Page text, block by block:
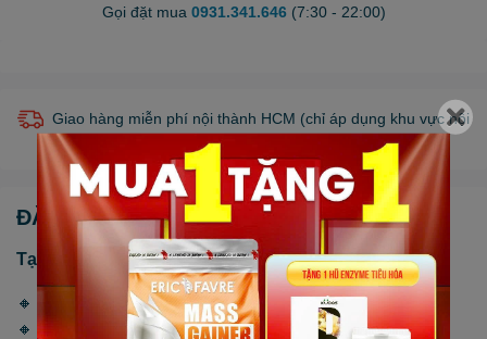
Gọi đặt mua 0931.341.646(7:30 - 22:00)
Giao hàng miễn phí nội thành HCM (chỉ áp dụng khu vực nội
thành bán kính 10km) *Chỉ áp dụng một số sản phẩm.
ĐẶC ĐIỂM NỔI BẬT
Tại sao bạn khó tăng cân?
🔸 Chế độ ăn uống chưa đủ dinh dưỡng.
🔸 Cơ thể hấp thụ kém, tiêu hóa không hiệu quả.